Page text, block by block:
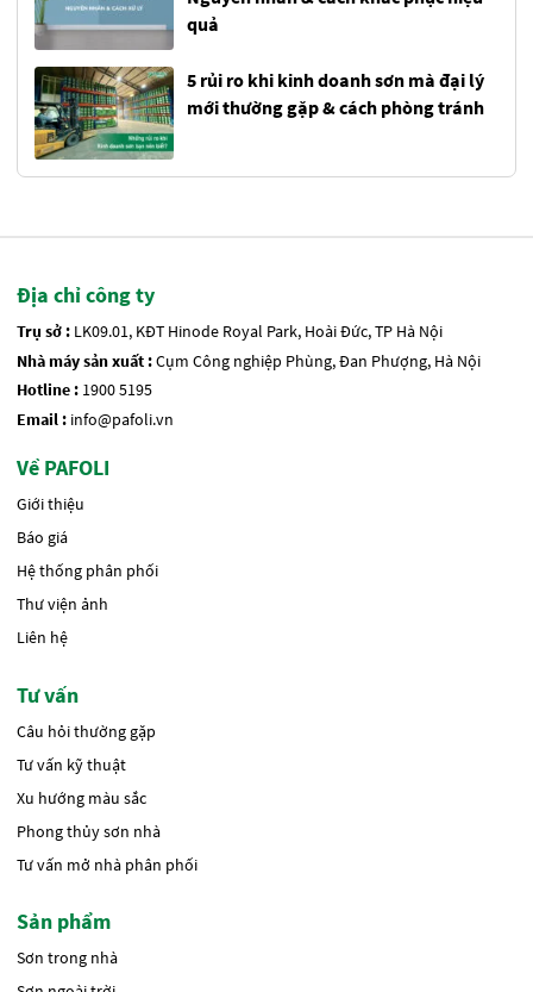
quả
5 rủi ro khi kinh doanh sơn mà đại lý
mới thường gặp & cách phòng tránh
Địa chỉ công ty
Trụ sở : LK09.01, KĐT Hinode Royal Park, Hoài Đức, TP Hà Nội
Nhà máy sản xuất :Cụm Công nghiệp Phùng, Đan Phượng, Hà Nội
Hotline : 1900 5195
Email : info@pafoli.vn
Về PAFOLI
Giới thiệu
Báo giá
Hệ thống phân phối
Thư viện ảnh
Liên hệ
Tư vấn
Câu hỏi thường gặp
Tư vấn kỹ thuật
Xu hướng màu sắc
Phong thủy sơn nhà
Tư vấn mở nhà phân phối
Sản phẩm
Sơn trong nhà